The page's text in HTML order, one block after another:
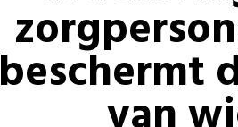
beschermt